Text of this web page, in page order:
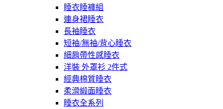
睡衣睡褲組
連身裙睡衣
長袖睡衣
短袖/無袖/背心睡衣
細肩帶性感睡衣
洋裝 外罩衫 2件式
經典棉質睡衣
柔滑緞面睡衣
睡衣全系列